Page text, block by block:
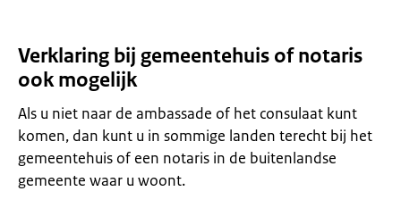
Verklaring bij gemeentehuis of notaris
ook mogelijk
Als u niet naar de ambassade of het consulaat kunt
komen, dan kunt u in sommige landen terecht bij het
gemeentehuis of een notaris in de buitenlandse
gemeente waar u woont.